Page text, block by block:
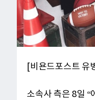
[비욘드포스트 유
소속사 측은 8일